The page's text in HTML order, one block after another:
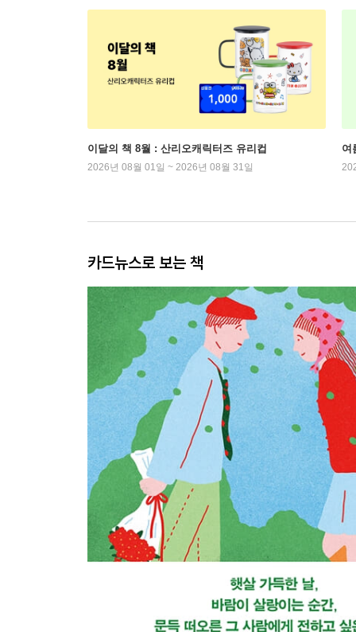
이달의 책 8월 : 산리오캐릭터즈 유리컵
2026년 08월 01일 ~ 2026년 08월 31일
여
카드뉴스로 보는 책